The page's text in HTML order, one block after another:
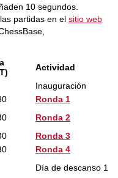
10 segundos.
partidas en el sitio web
Actividad
Inauguración
Ronda 1
Ronda 2
Ronda 3
Ronda 4
Día de descanso 1